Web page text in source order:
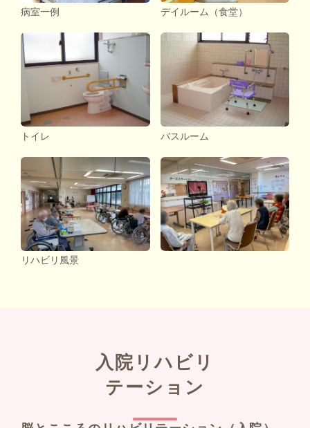
病室一例 デイルーム（食堂）
トイレ バスルーム
リハビリ風景
入院リハビリ
テーション